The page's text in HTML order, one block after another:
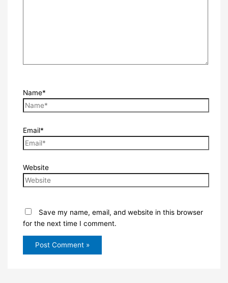
Name*
Email*
Website
Save my name, email, and website in this browser
for the next time I comment.